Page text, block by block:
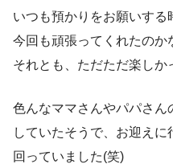
いつも預かりをお願いする
今回も頑張ってくれたのか
それとも、ただただ楽しか
色んなママさんやパパさん
していたそうで、お迎え
回っていました(笑)